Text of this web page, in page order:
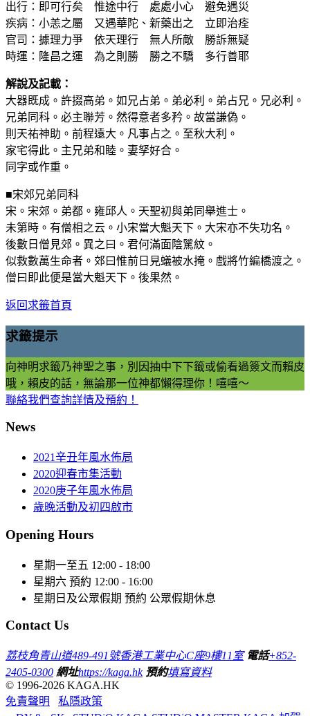
出行：即可行矣 惟途中行 處處小心 避免遇災
疾病：小恙之屬 又遇華陀、新藥出之 立即治痊
官司：據理力爭 依天理行 無人所敵 勝訴無疑
時運：隆昌之運 為之則勝 勝之不驕 多行善耶
解說及記載：
大器既成。許掇高弟。如兄占弟。弟必利。弟占兄。兄必利。
兄弟同科。必主聯芳。然得意者多矜。故當謙偽。
則天祐神助。前程遠大。凡事占之。至秋大利。
家宅得此。主兄弟和睦。妻孥好合。
同字或作重。
■宋郊兄弟同科
宋。宋郊。弟都。雍邱人。天聖初與弟同舉進士。
未第時。有僧相之云。小宋當大魁天下。大宋亦不失功名。
後數日僧見郊。異之曰。君何滿面陰騭紋。
似救數萬生命者。郊曰惟前日見蟻被水掩。戲將竹編橋渡之。
僧曰即此便是當大魁天下。後果然。
返回求籤首頁
求籤提示
向神明求籤乃神聖之事，別因抽中下下籤或偷看過簽文而賴皮
哦，賴皮的話，無論那一位神都懶得理你！嘻嘻～
聯絡我們查詢詳情及預約！
News
2021辛丑年風水佈局
2020迎春市集活動
2020庚子年風水佈局
歲晚活動及初四啟市
Opening Hours
星期一至五 12:00 - 18:00
星期六 預約 12:00 - 16:00
星期日及公眾假期 預約 公眾假期休息
Contact Us
荔枝角青山道489-491號香港工業中心C座9樓11室 電話+852-
2405-0300 網址https://kaga.hk 預約填寫資料
© 1996-2026 KAGA.HK
免責聲明
私隱政策